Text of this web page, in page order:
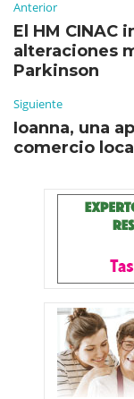
Anterior
El HM CINAC
alteraciones
Parkinson
Siguiente
Ioanna, una
comercio local